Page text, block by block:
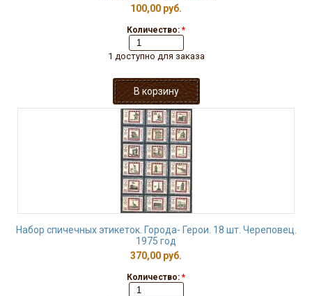
100,00 руб.
Количество: *
1 доступно для заказа
Набор спичечных этикеток. Города- Герои. 18 шт. Череповец.
1975 год
370,00 руб.
Количество: *